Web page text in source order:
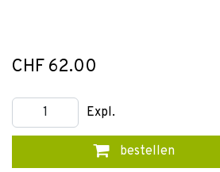
CHF 62.00
Expl.
bestellen